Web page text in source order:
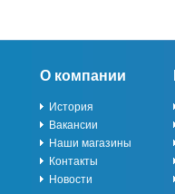
О компании
История
Вакансии
Наши магазины
Контакты
Новости